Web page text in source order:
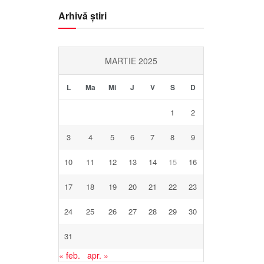
Arhivă știri
MARTIE 2025
L Ma Mi J V S D
1 2
3 4 5 6 7 8 9
10 11 12 13 14 15 16
17 18 19 20 21 22 23
24 25 26 27 28 29 30
31
« feb. apr. »